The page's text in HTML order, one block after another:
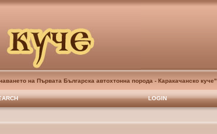
на Първата Българска автохтонна порода - Каракачанско куче".
LOGIN